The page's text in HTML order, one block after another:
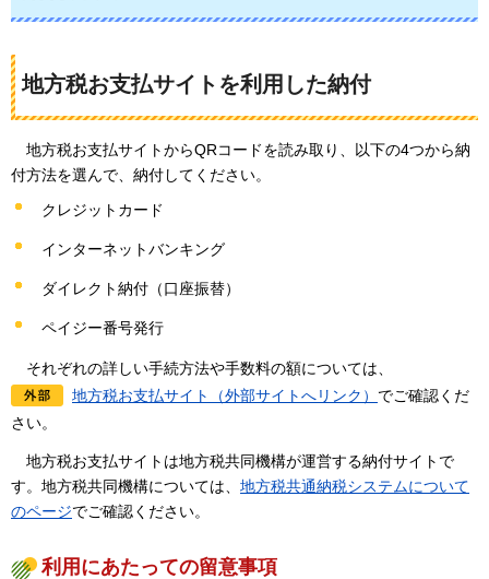
地方税お支払サイトを利用した納付
地方税お支払サイトからQRコードを読み取り、以下の4つから納
付方法を選んで、納付してください。
クレジットカード
インターネットバンキング
ダイレクト納付（口座振替）
ペイジー番号発行
それぞれの詳しい手続方法や手数料の額については、
地方税お支払サイト（外部サイトへリンク） でご確認くだ
さい。
地方税お支払サイトは地方税共同機構が運営する納付サイトで
す。地方税共同機構については、 地方税共通納税システムについて
のページでご確認ください。
利用にあたっての留意事項